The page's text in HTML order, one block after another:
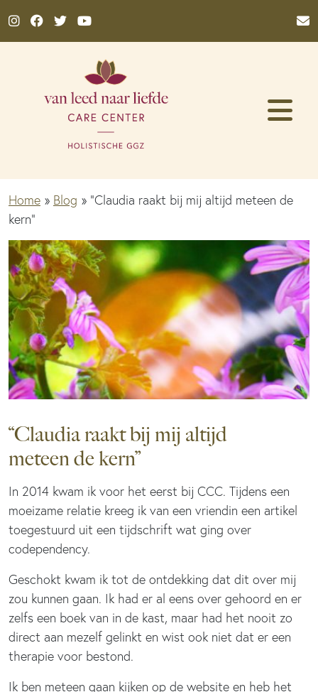
Home » Blog » “Claudia raakt bij mij altijd meteen de
kern”
“Claudia raakt bij mij altijd
meteen de kern”
In 2014 kwam ik voor het eerst bij CCC. Tijdens een
moeizame relatie kreeg ik van een vriendin een artikel
toegestuurd uit een tijdschrift wat ging over
codependency.
Geschokt kwam ik tot de ontdekking dat dit over mij
zou kunnen gaan. Ik had er al eens over gehoord en er
zelfs een boek van in de kast, maar had het nooit zo
direct aan mezelf gelinkt en wist ook niet dat er een
therapie voor bestond.
Ik ben meteen gaan kijken op de website en heb het